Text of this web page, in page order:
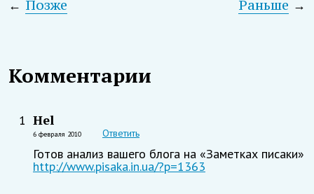
← Позже →
Раньше
Комментарии
1 Hel
6 февраля 2010 Ответить
Готов анализ вашего блога на «Заметках писаки»
http://www.pisaka.in.ua/?p=1363